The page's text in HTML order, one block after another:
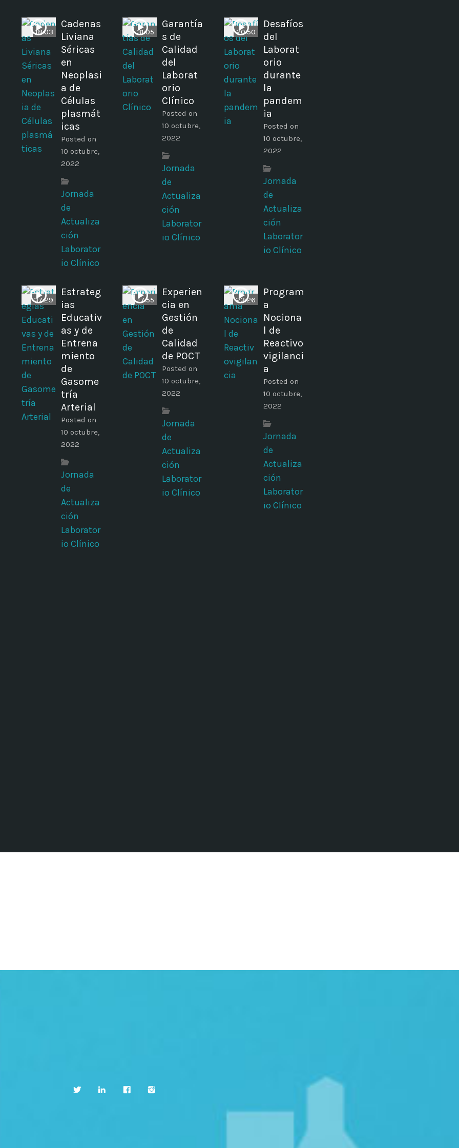
18:03
Cadenas
Liviana
Séricas
en
Neoplasi
a de
Células
plasmát
icas
Posted on
10 octubre,
2022
Jornada
de
Actualiza
ción
Laborator
io Clínico
31:05
Garantía
s de
Calidad
del
Laborat
orio
Clínico
Posted on
10 octubre,
2022
Jornada
de
Actualiza
ción
Laborator
io Clínico
20:50
Desafíos
del
Laborat
orio
durante
la
pandem
ia
Posted on
10 octubre,
2022
Jornada
de
Actualiza
ción
Laborator
io Clínico
37:29
Estrateg
ias
Educativ
as y de
Entrena
miento
de
Gasome
tría
Arterial
Posted on
10 octubre,
2022
Jornada
de
Actualiza
ción
Laborator
io Clínico
17:55
Experien
cia en
Gestión
de
Calidad
de POCT
Posted on
10 octubre,
2022
Jornada
de
Actualiza
ción
Laborator
io Clínico
23:26
Program
a
Nociona
l de
Reactivo
vigilanci
a
Posted on
10 octubre,
2022
Jornada
de
Actualiza
ción
Laborator
io Clínico